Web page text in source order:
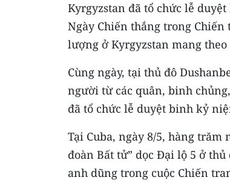
Kyrgyzstan đã tổ chức lễ
Ngày Chiến thắng trong
lượng ở Kyrgyzstan mang
Cùng ngày, tại thủ đô
người từ các quân, binh
đã tổ chức lễ duyệt binh kỷ
Tại Cuba, ngày 8/5, hàng trăm
đoàn Bất tử” dọc Đại lộ 5 ở
anh dũng trong cuộc Chiến